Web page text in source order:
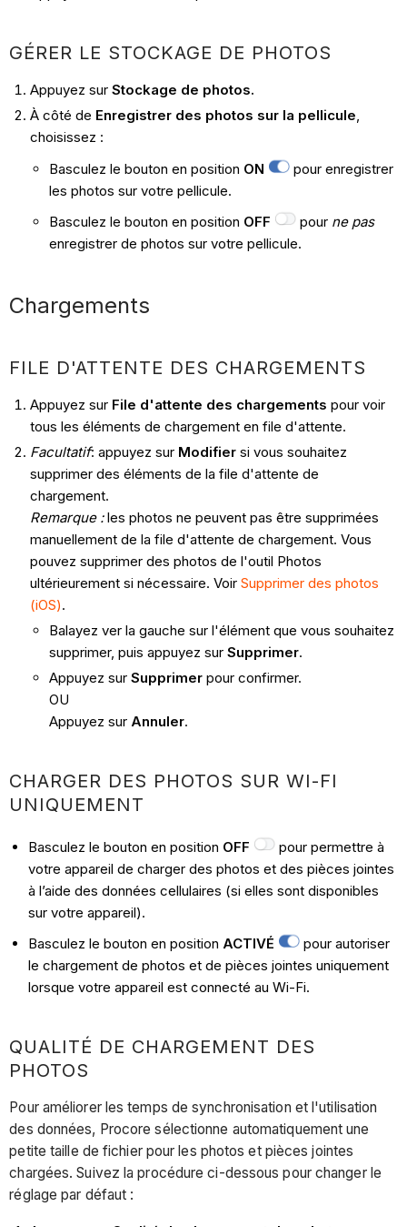
GÉRER LE STOCKAGE DE PHOTOS
Appuyez sur Stockage de photos.
À côté de Enregistrer des photos sur la pellicule,
choisissez :
Basculez le bouton en position ON
pour enregistrer
les photos sur votre pellicule.
Basculez le bouton en position OFF pour ne pas
enregistrer de photos sur votre pellicule.
Chargements
FILE D'ATTENTE DES CHARGEMENTS
Appuyez sur File d'attente des chargements pour voir
tous les éléments de chargement en file d'attente.
Facultatif: appuyez sur Modifiersi vous souhaitez
supprimer des éléments de la file d'attente de
chargement.
Remarque :les photos ne peuvent pas être supprimées
manuellement de la file d'attente de chargement. Vous
pouvez supprimer des photos de l'outil Photos
ultérieurement si nécessaire. Voir Supprimer des photos
(iOS).
Balayez ver la gauche sur l'élément que vous souhaitez
supprimer, puis appuyez sur Supprimer.
Appuyez sur Supprimerpour confirmer.
OU
Appuyez sur Annuler.
CHARGER DES PHOTOS SUR WI-FI
UNIQUEMENT
Basculez le bouton en position OFF
pour permettre à
votre appareil de charger des photos et des pièces jointes
à l’aide des données cellulaires (si elles sont disponibles
sur votre appareil).
Basculez le bouton en position ACTIVÉ
pour autoriser
le chargement de photos et de pièces jointes uniquement
lorsque votre appareil est connecté au Wi-Fi.
QUALITÉ DE CHARGEMENT DES
PHOTOS
Pour améliorer les temps de synchronisation et l'utilisation
des données, Procore sélectionne automatiquement une
petite taille de fichier pour les photos et pièces jointes
chargées. Suivez la procédure ci-dessous pour changer le
réglage par défaut :